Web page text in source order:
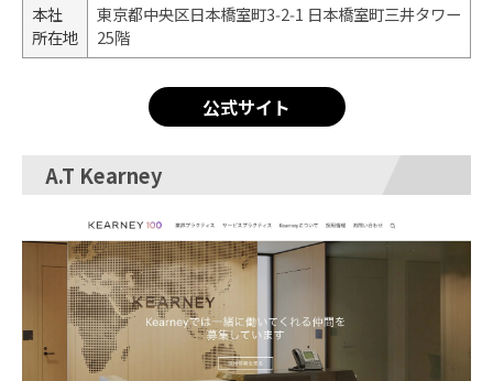
本社
所在地
東京都中央区日本橋室町3‑2‑1 日本橋室町三井タワー
25階
公式サイト
A.T Kearney